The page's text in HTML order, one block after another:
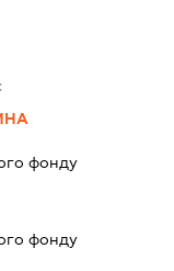
фонду
фонду